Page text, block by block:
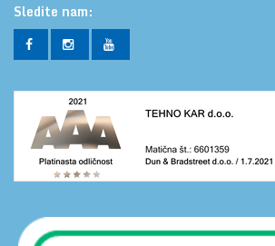
Sledite nam: